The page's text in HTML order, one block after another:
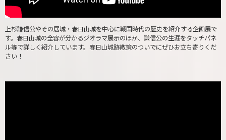
上杉謙信公やその居城・春日山城を中心に戦国時代の歴史を紹介する企画展で
す。春日山城の全容が分かるジオラマ展示のほか、謙信公の生涯をタッチパネ
ル等で詳しく紹介しています。春日山城跡散策のついでにぜひお立ち寄りくだ
さい！